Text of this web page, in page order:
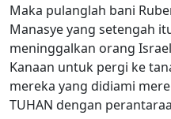
Maka pulanglah bani
Manasye yang setengah
meninggalkan orang
Kanaan untuk pergi ke
mereka yang didiami
TUHAN dengan